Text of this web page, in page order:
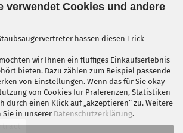
verwendet Cookies und andere
hassen diesen Trick
wir Ihnen ein fluffiges Einkaufserlebnis
bieten. Dazu zählen zum Beispiel passende
von Einstellungen. Wenn das für Sie okay
von Cookies für Präferenzen, Statistiken
durch einen Klick auf „akzeptieren“ zu. Weitere
in unserer Datenschutzerklärung.